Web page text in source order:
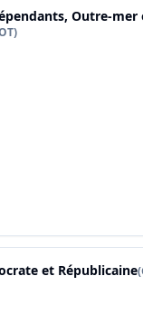
Outre-mer
)
et Républicaine(